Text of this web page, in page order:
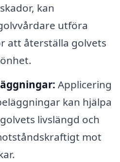
kan
utföra
att återställa golvets
Applicering
kan hjälpa
livslängd och
mot